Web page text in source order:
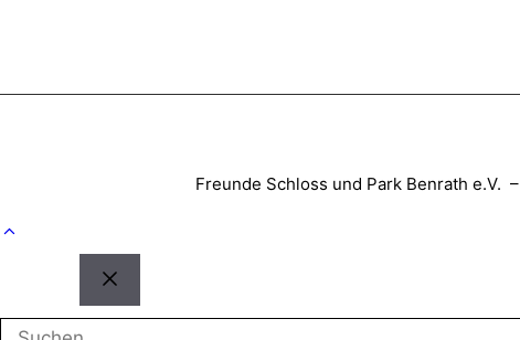
Freunde Schloss und Park Benrath e.V. –
Schließen
Suchen